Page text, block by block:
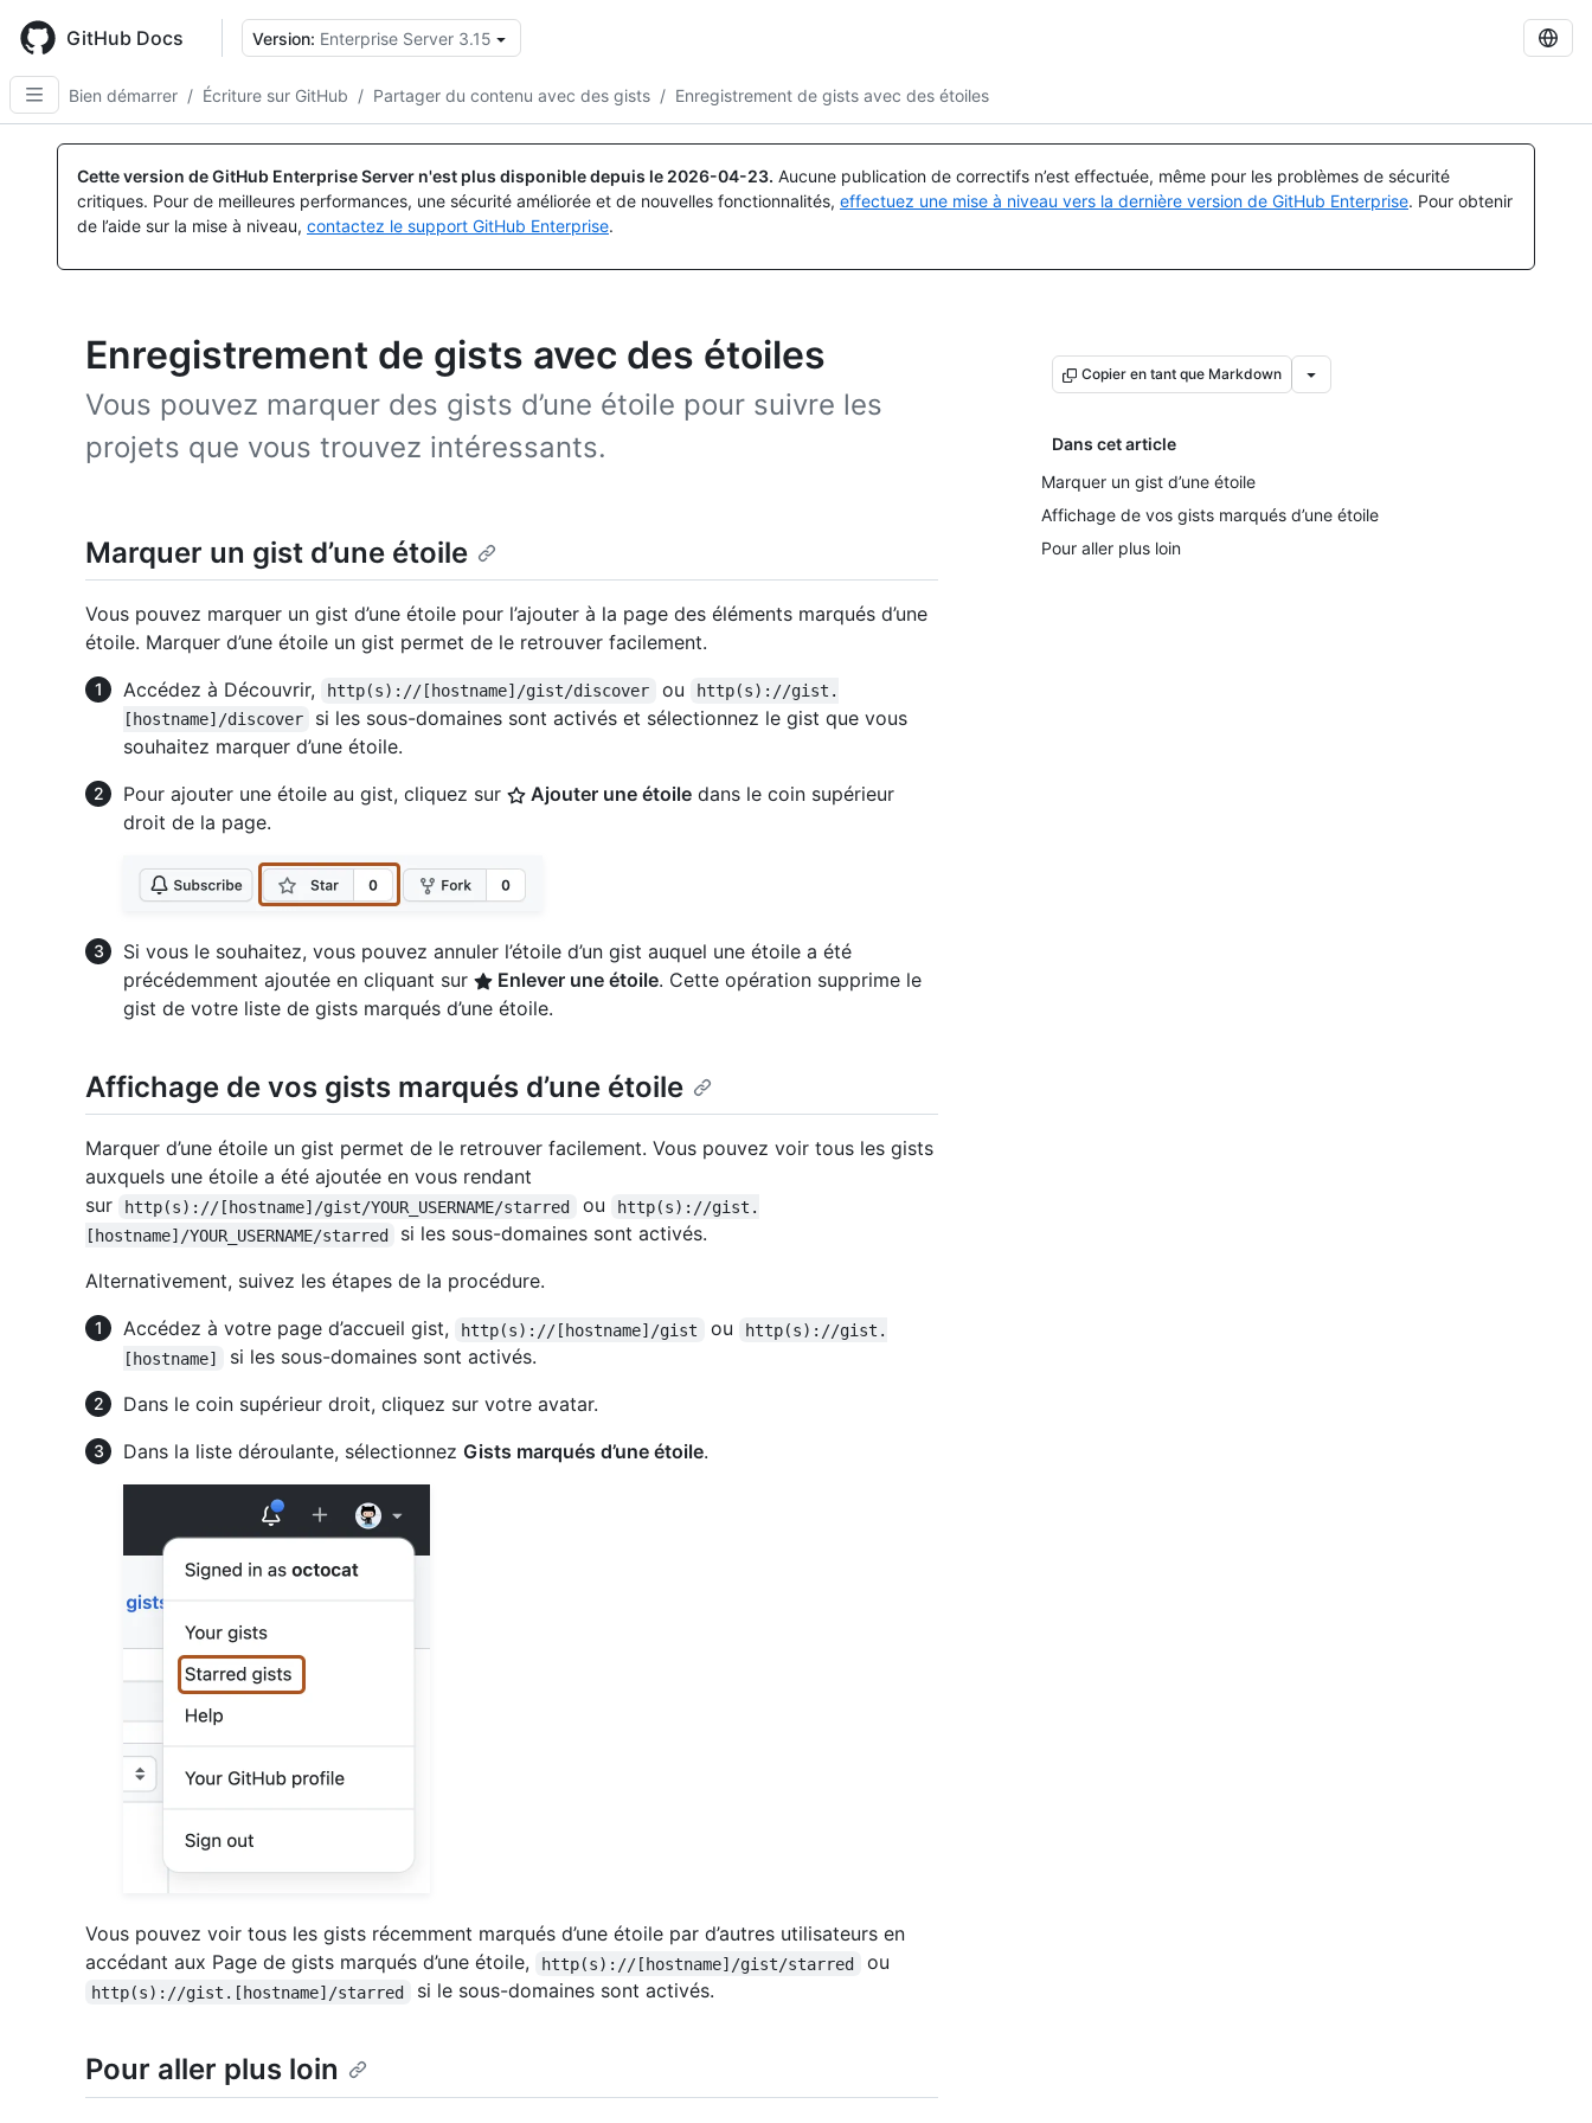
main
content
GitHub Docs Version: Enterprise Server 3.15
Bien démarrer / Écriture sur GitHub / Partager du contenu avec des gists / Enregistrement de gists avec des étoiles
Cette version de GitHub Enterprise Server n'est plus disponible depuis le 2026-04-23. Aucune publication de correctifs n’est effectuée, même pour les problèmes de sécurité
critiques. Pour de meilleures performances, une sécurité améliorée et de nouvelles fonctionnalités, effectuez une mise à niveau vers la dernière version de GitHub Enterprise. Pour obtenir
de l’aide sur la mise à niveau, contactez le support GitHub Enterprise.
Enregistrement de gists avec des étoiles
Vous pouvez marquer des gists d’une étoile pour suivre les
projets que vous trouvez intéressants.
Copier en tant que Markdown
Dans cet article
Marquer un gist d’une étoile
Affichage de vos gists marqués d’une étoile
Pour aller plus loin
Marquer un gist d’une étoile
Vous pouvez marquer un gist d’une étoile pour l’ajouter à la page des éléments marqués d’une
étoile. Marquer d’une étoile un gist permet de le retrouver facilement.
Accédez à Découvrir,
http(s)://[hostname]/gist/discover ou
http(s)://gist.
[hostname]/discover
si les sous-domaines sont activés et sélectionnez le gist que vous
souhaitez marquer d’une étoile.
Pour ajouter une étoile au gist, cliquez sur
Ajouter une étoile dans le coin supérieur
droit de la page.
Si vous le souhaitez, vous pouvez annuler l’étoile d’un gist auquel une étoile a été
précédemment ajoutée en cliquant sur
Enlever une étoile. Cette opération supprime le
gist de votre liste de gists marqués d’une étoile.
Affichage de vos gists marqués d’une étoile
Marquer d’une étoile un gist permet de le retrouver facilement. Vous pouvez voir tous les gists
auxquels une étoile a été ajoutée en vous rendant
sur
http(s)://[hostname]/gist/YOUR_USERNAME/starred ou
http(s)://gist.
[hostname]/YOUR_USERNAME/starred
si les sous-domaines sont activés.
Alternativement, suivez les étapes de la procédure.
Accédez à votre page d’accueil gist,
http(s)://[hostname]/gist ou
http(s)://gist.
[hostname]
si les sous-domaines sont activés.
Dans le coin supérieur droit, cliquez sur votre avatar.
Dans la liste déroulante, sélectionnez Gists marqués d’une étoile.
Vous pouvez voir tous les gists récemment marqués d’une étoile par d’autres utilisateurs en
accédant aux Page de gists marqués d’une étoile,
http(s)://[hostname]/gist/starred ou
http(s)://gist.[hostname]/starred si le sous-domaines sont activés.
Pour aller plus loin